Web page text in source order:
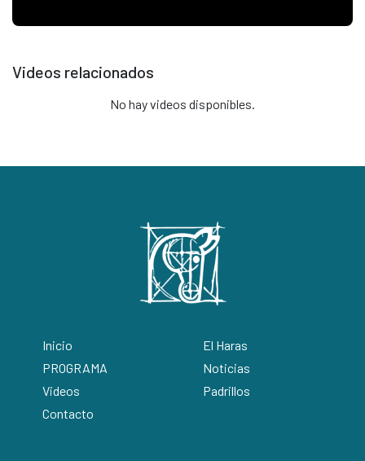
Videos relacionados
No hay videos disponibles.
Inicio
El Haras
PROGRAMA
Noticias
Videos
Padrillos
Contacto